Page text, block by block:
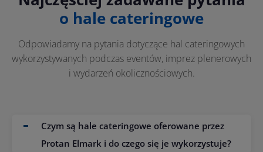
o hale cateringowe
Odpowiadamy na pytania dotyczące hal cateringowych
wykorzystywanych podczas eventów, imprez plenerowych
i wydarzeń okolicznościowych.
Czym są hale cateringowe oferowane przez
Protan Elmark i do czego się je wykorzystuje?